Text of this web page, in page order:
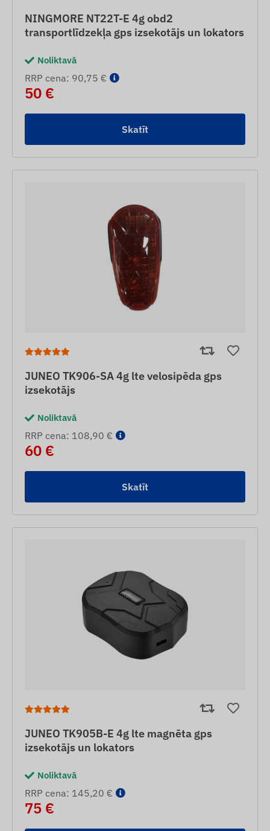
NINGMORE NT22T-E 4g obd2
transportlīdzekļa gps izsekotājs un lokators
Noliktavā
RRP cena: 90,75 €
50 €
Skatīt
JUNEO TK906-SA 4g lte velosipēda gps
izsekotājs
Noliktavā
RRP cena: 108,90 €
60 €
Skatīt
JUNEO TK905B-E 4g lte magnēta gps
izsekotājs un lokators
Noliktavā
RRP cena: 145,20 €
75 €